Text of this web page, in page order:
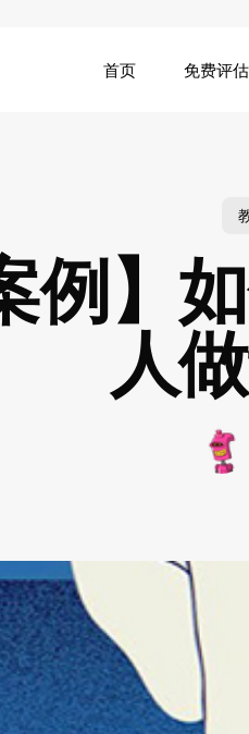
首页 免费评估
例】
人